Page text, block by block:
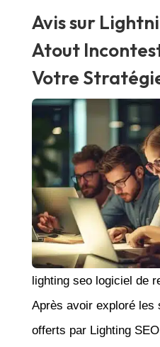
Avis sur
Atout
Votre
lighting seo logiciel de
Après avoir exploré les
offerts par Lighting